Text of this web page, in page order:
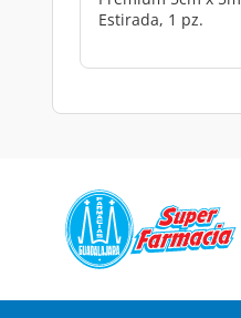
Estirada, 1 pz.